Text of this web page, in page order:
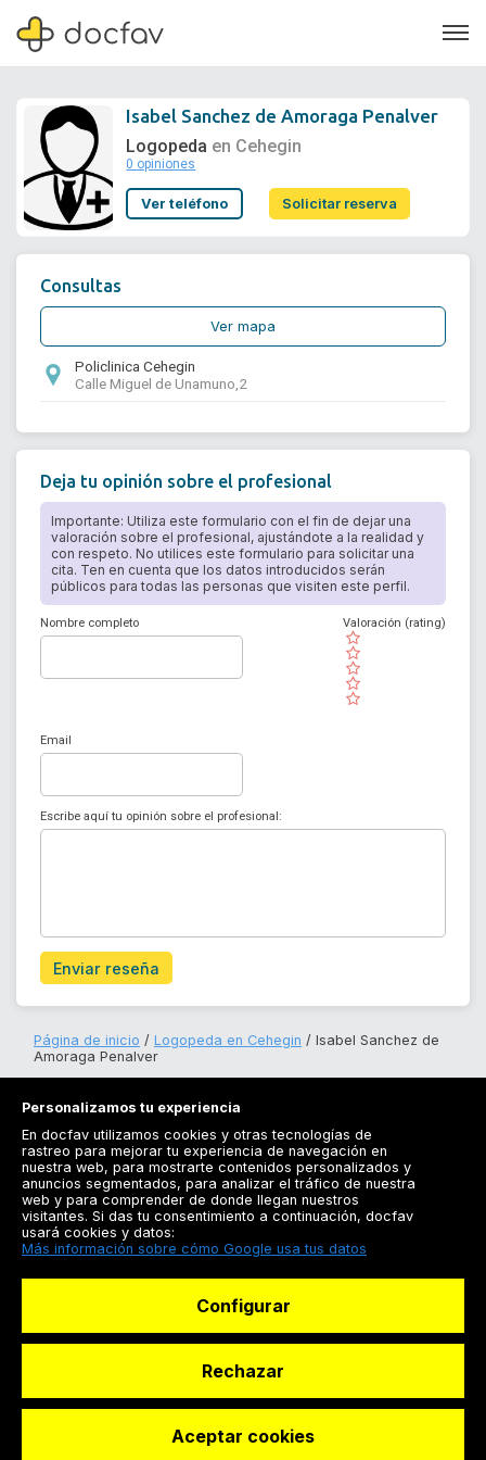
Soporte
Isabel Sanchez de Amoraga Penalver
Logopeda en Cehegin
0 opiniones
Ver teléfono Solicitar reserva
Consultas
Ver mapa
Policlinica Cehegin
Calle Miguel de Unamuno,2
Deja tu opinión sobre el profesional
Importante: Utiliza este formulario con el fin de dejar una
valoración sobre el profesional, ajustándote a la realidad y
con respeto. No utilices este formulario para solicitar una
cita. Ten en cuenta que los datos introducidos serán
públicos para todas las personas que visiten este perfil.
Nombre completo
( )
( )
( )
( )
( )
Valoración (rating)
Email
Escribe aquí tu opinión sobre el profesional:
Enviar reseña
Página de inicio Logopeda en Cehegin
Isabel Sanchez de
Amoraga Penalver
Registrarse
Docfav
© Dashboard Technologies S.L
Personalizamos tu experiencia
En docfav utilizamos cookies y otras tecnologías de
rastreo para mejorar tu experiencia de navegación en
nuestra web, para mostrarte contenidos personalizados y
anuncios segmentados, para analizar el tráfico de nuestra
web y para comprender de donde llegan nuestros
visitantes. Si das tu consentimiento a continuación, docfav
usará cookies y datos:
Más información sobre cómo Google usa tus datos
Configurar
Rechazar
Aceptar cookies